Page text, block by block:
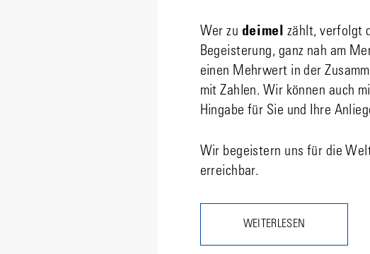
Wer zu deimel zählt, verfolgt
Begeisterung, ganz nah am
einen Mehrwert in der
mit Zahlen. Wir können auch
Hingabe für Sie und Ihre
Wir begeistern uns für die
erreichbar.
WEITERLESEN